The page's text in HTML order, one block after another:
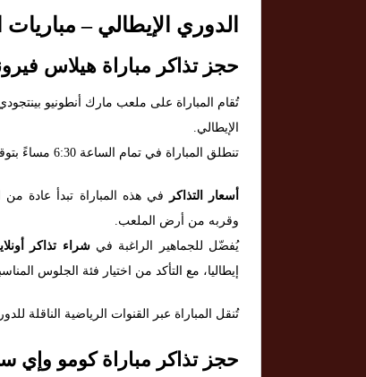
الدوري الإيطالي – مباريات
حجز تذاكر مباراة هيلاس
تُقام المباراة على ملعب مارك أنطونيو
الإيطالي.
تنطلق المباراة في تمام الساعة 6:30 مساءً بتوقيت مصر، 7:30 مساءً بتوقيت السعودية، و5:30 مساءً بتوقيت وسط أوروبا.
أسعار التذاكر
في هذه المباراة تبدأ عادة
وقربه من أرض الملعب.
يُفضّل للجماهير الراغبة فيشراء تذاكر
إيطاليا، مع التأكد من اختيار فئة الجلوس
تُنقل المباراة عبر القنوات الرياضية الناقلة
حجز تذاكر مباراة كومو وإي